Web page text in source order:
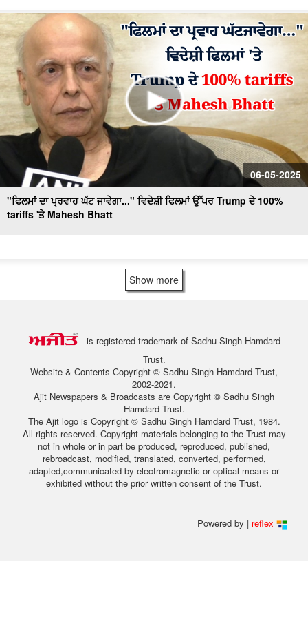
06-05-2025
"ਫਿਲਮਾਂ ਦਾ ਪ੍ਰਵਾਹ ਘੱਟ ਜਾਵੇਗਾ..." ਵਿਦੇਸ਼ੀ ਫਿਲਮਾਂ ਉੱਪਰ Trump ਦੇ 100%
tariffs 'ਤੇ Mahesh Bhatt
Show more
is registered trademark of Sadhu Singh Hamdard
Trust.
Website & Contents Copyright © Sadhu Singh Hamdard Trust,
2002-2021.
Ajit Newspapers & Broadcasts are Copyright © Sadhu Singh
Hamdard Trust.
The Ajit logo is Copyright © Sadhu Singh Hamdard Trust, 1984.
All rights reserved. Copyright materials belonging to the Trust may
not in whole or in part be produced, reproduced, published,
rebroadcast, modified, translated, converted, performed,
adapted,communicated by electromagnetic or optical means or
exhibited without the prior written consent of the Trust.
Powered by | reflex